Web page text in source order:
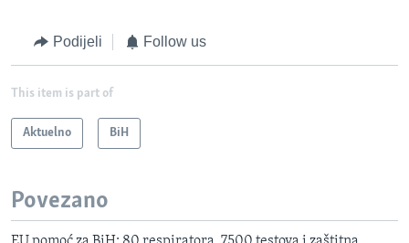
Podijeli Follow us
This item is part of
Aktuelno BiH
Povezano